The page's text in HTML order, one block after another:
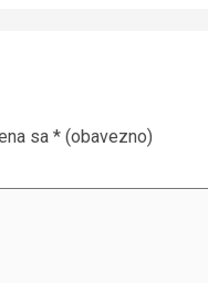
sa * (obavezno)